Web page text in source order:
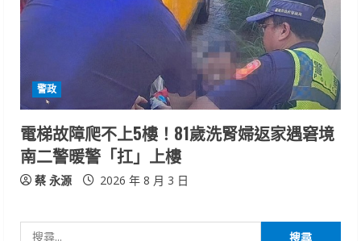
警政
電梯故障爬不上5樓！81歲洗腎婦返家遇窘境
南二警暖警「扛」上樓
蔡 永源 2026 年 8 月 3 日